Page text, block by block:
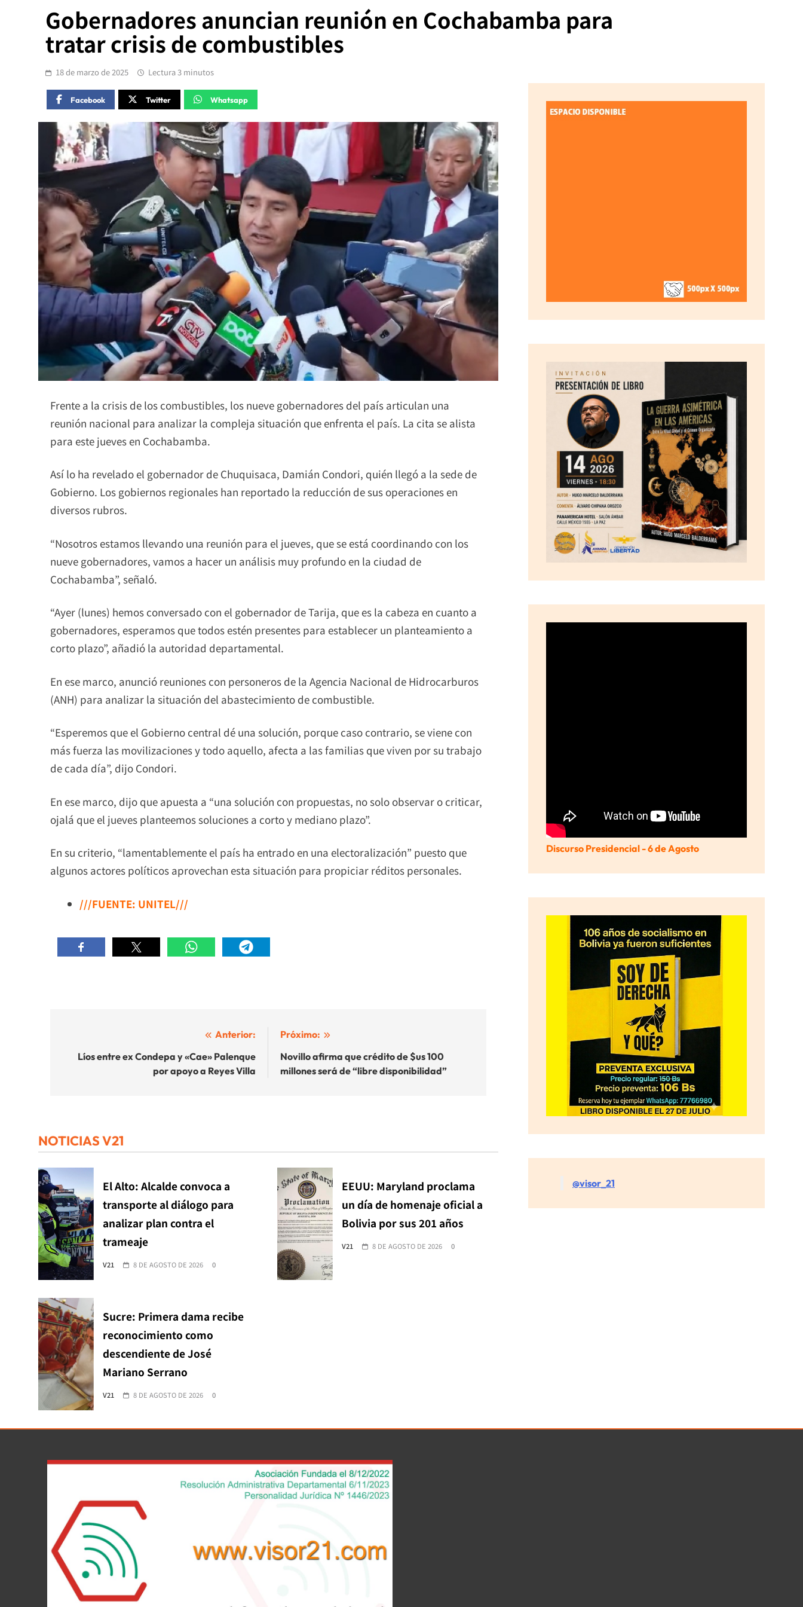
Gobernadores anuncian reunión en Cochabamba para
tratar crisis de combustibles
18 de marzo de 2025 Lectura 3 minutos
Facebook Twitter Whatsapp
Frente a la crisis de los combustibles, los nueve gobernadores del país articulan una
reunión nacional para analizar la compleja situación que enfrenta el país. La cita se alista
para este jueves en Cochabamba.
Así lo ha revelado el gobernador de Chuquisaca, Damián Condori, quién llegó a la sede de
Gobierno. Los gobiernos regionales han reportado la reducción de sus operaciones en
diversos rubros.
“Nosotros estamos llevando una reunión para el jueves, que se está coordinando con los
nueve gobernadores, vamos a hacer un análisis muy profundo en la ciudad de
Cochabamba”, señaló.
“Ayer (lunes) hemos conversado con el gobernador de Tarija, que es la cabeza en cuanto a
gobernadores, esperamos que todos estén presentes para establecer un planteamiento a
corto plazo”, añadió la autoridad departamental.
En ese marco, anunció reuniones con personeros de la Agencia Nacional de Hidrocarburos
(ANH) para analizar la situación del abastecimiento de combustible.
“Esperemos que el Gobierno central dé una solución, porque caso contrario, se viene con
más fuerza las movilizaciones y todo aquello, afecta a las familias que viven por su trabajo
de cada día”, dijo Condori.
En ese marco, dijo que apuesta a “una solución con propuestas, no solo observar o criticar,
ojalá que el jueves planteemos soluciones a corto y mediano plazo”.
En su criterio, “lamentablemente el país ha entrado en una electoralización” puesto que
algunos actores políticos aprovechan esta situación para propiciar réditos personales.
///FUENTE: UNITEL///
Anterior:
Líos entre ex Condepa y «Cae» Palenque
por apoyo a Reyes Villa
Próximo:
Novillo afirma que crédito de $us 100
millones será de “libre disponibilidad”
NOTICIAS V21
El Alto: Alcalde convoca a
transporte al diálogo para
analizar plan contra el
trameaje
V21 8 DE AGOSTO DE 2026 0
EEUU: Maryland proclama
un día de homenaje oficial a
Bolivia por sus 201 años
V21 8 DE AGOSTO DE 2026 0
Sucre: Primera dama recibe
reconocimiento como
descendiente de José
Mariano Serrano
V21 8 DE AGOSTO DE 2026 0
Discurso Presidencial - 6 de Agosto
@visor_21